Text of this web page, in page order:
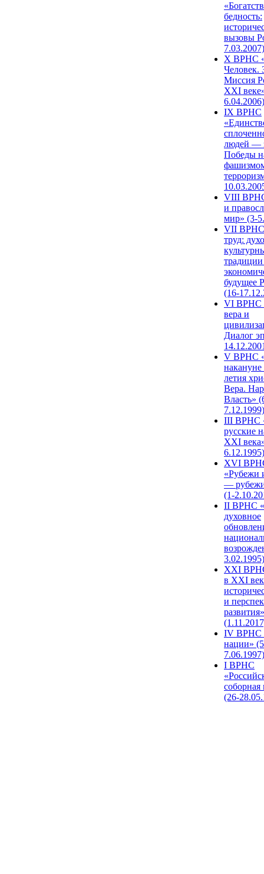
бедность:
вызовы
7.03.2007)
X ВРНС
Человек.
Миссия
XXI
6.04.2006)
IX ВРНС
людей —
Победы
VIII
и
мир» (3-
VII ВРНС
труд:
будущее
(16-
VI ВРНС
вера и
Диалог
V ВРНС
накануне
летия
Вера.
Власть»
7.12.1999)
III ВРНС
русские
XXI
6.12.1995)
XVI
«Рубежи
—
(1-
II ВРНС
духовное
3.02.1995)
XХI
в XXI
и
развития»
IV ВРНС
нации»
7.06.1997)
I ВРНС
(26-